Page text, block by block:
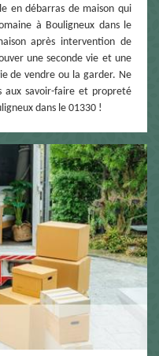
en débarras de maison qui
à Bouligneux dans le
après intervention de
une seconde vie et une
de vendre ou la garder. Ne
aux savoir-faire et propreté
dans le 01330 !